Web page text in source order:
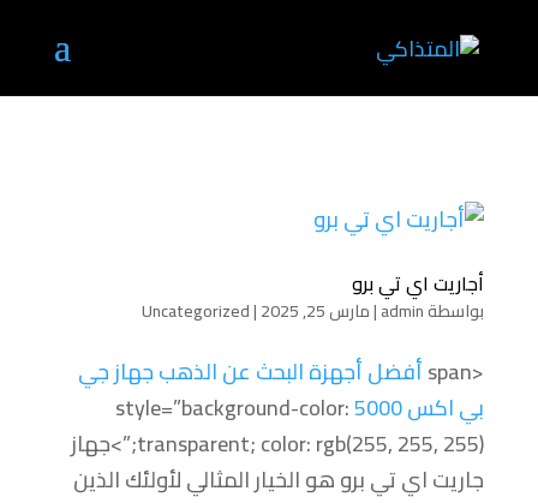
أجاريت اي تي برو
بواسطةadmin
|مارس 25, 2025 |
Uncategorized
<span
أفضل أجهزة البحث عن الذهب جهاز جي
بي اكس 5000
style=”background-color:
transparent; color: rgb(255, 255, 255);”>جهاز
جاريت اي تي برو هو الخيار المثالي لأولئك الذين